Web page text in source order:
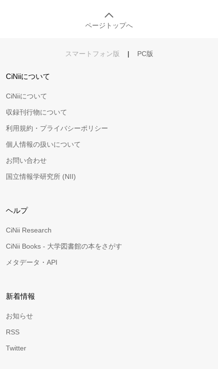
ページトップへ
スマートフォン版 | PC版
CiNiiについて
CiNiiについて
収録刊行物について
利用規約・プライバシーポリシー
個人情報の扱いについて
お問い合わせ
国立情報学研究所 (NII)
ヘルプ
CiNii Research
CiNii Books - 大学図書館の本をさがす
メタデータ・API
新着情報
お知らせ
RSS
Twitter